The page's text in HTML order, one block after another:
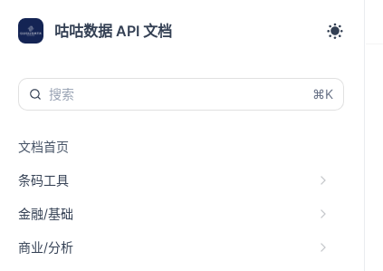
咕咕数据 API 文档
⌘K
文档首页
条码工具
金融/基础
商业/分析